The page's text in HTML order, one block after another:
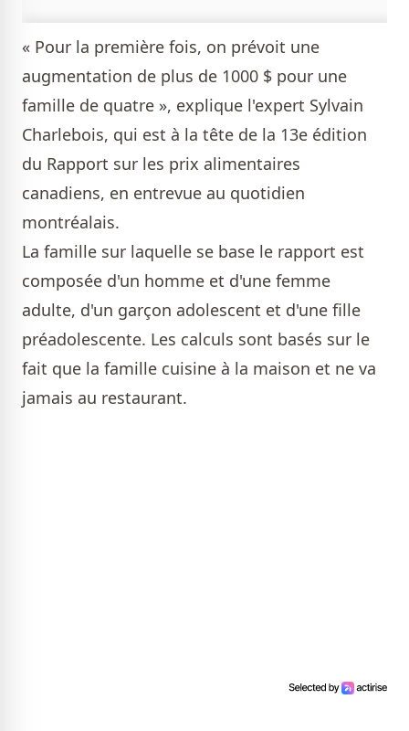
« Pour la première fois, on prévoit une
augmentation de plus de 1000 $ pour une
famille de quatre », explique l'expert Sylvain
Charlebois, qui est à la tête de la 13e édition
du Rapport sur les prix alimentaires
canadiens, en entrevue au quotidien
montréalais.
La famille sur laquelle se base le rapport est
composée d'un homme et d'une femme
adulte, d'un garçon adolescent et d'une fille
préadolescente. Les calculs sont basés sur le
fait que la famille cuisine à la maison et ne va
jamais au restaurant.